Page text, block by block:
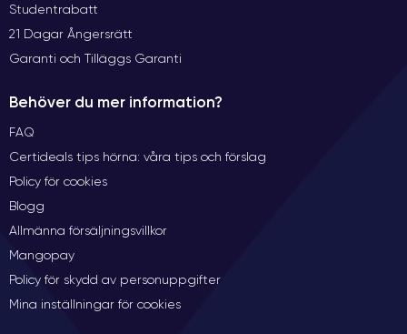
Studentrabatt
21 Dagar Ångersrätt
Garanti och Tilläggs Garanti
Behöver du mer information?
FAQ
Certideals tips hörna: våra tips och förslag
Policy för cookies
Blogg
Allmänna försäljningsvillkor
Mangopay
Policy för skydd av personuppgifter
Mina inställningar för cookies